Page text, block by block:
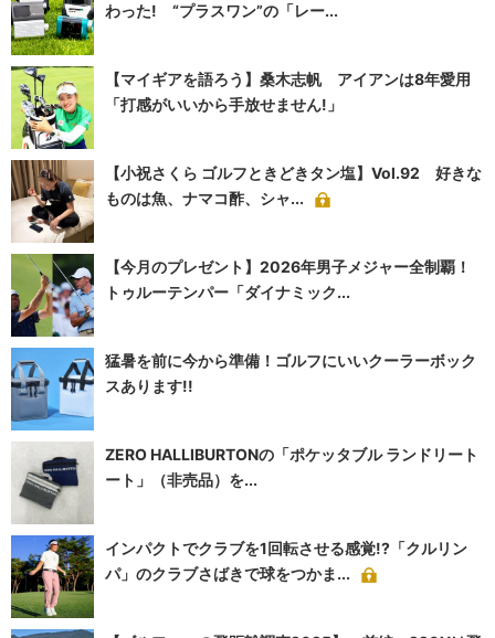
わった! “プラスワン”の「レー...
【マイギアを語ろう】桑木志帆 アイアンは8年愛用
「打感がいいから手放せません!」
【小祝さくら ゴルフときどきタン塩】Vol.92 好きな
ものは魚、ナマコ酢、シャ...
【今月のプレゼント】2026年男子メジャー全制覇！
トゥルーテンパー「ダイナミック...
猛暑を前に今から準備！ゴルフにいいクーラーボック
スあります!!
ZERO HALLIBURTONの「ポケッタブル ランドリート
ート」（非売品）を...
インパクトでクラブを1回転させる感覚!?「クルリン
パ」のクラブさばきで球をつかま...